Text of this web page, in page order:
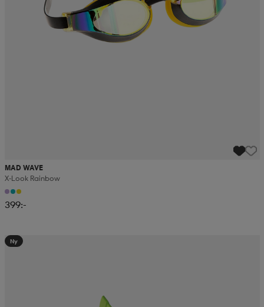
MAD WAVE
X-Look Rainbow
399:-
Ny